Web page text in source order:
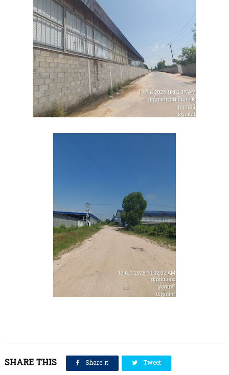
SHARE THIS Share it Tweet